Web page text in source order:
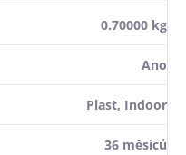
0.70000 kg
Ano
Plast, Indoor
36 měsíců